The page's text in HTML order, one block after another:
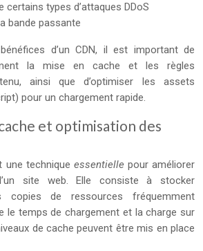
types d’attaques DDoS
bande passante
d’un CDN, il est important de
la mise en cache et les règles
ainsi que d’optimiser les assets
pour un chargement rapide.
et optimisation des
une technique essentielle pour améliorer
site web. Elle consiste à stocker
copies de ressources fréquemment
le temps de chargement et la charge sur
de cache peuvent être mis en place